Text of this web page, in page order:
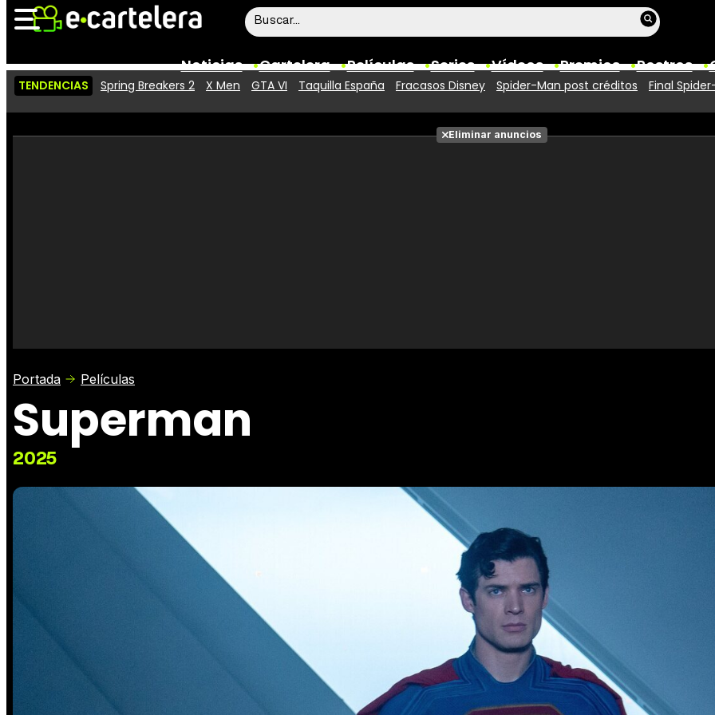
Noticias Cartelera Películas Series Vídeos Premios Rostros
Vídeos
Taquilla
Fotos
TENDENCIAS Spring Breakers 2 X Men GTA VI Taquilla España Fracasos Disney Spider-Man post créditos Final
Eliminar anuncios
Portada Películas
Superman
2025